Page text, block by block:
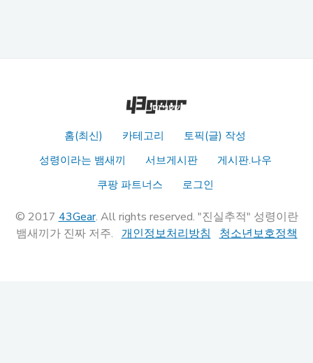
홈(최신) 카테고리
토픽(글) 작성
성령이라는 뱀새끼
서브게시판
게시판.나우
쿠팡 파트너스
로그인
© 2017 43Gear. All rights reserved. "진실추적" 성령이란
뱀새끼가 진짜 저주. 개인정보처리방침 청소년보호정책